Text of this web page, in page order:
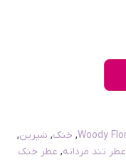
, خنک, شیرین,
عطر تند مردانه, عطر خنک